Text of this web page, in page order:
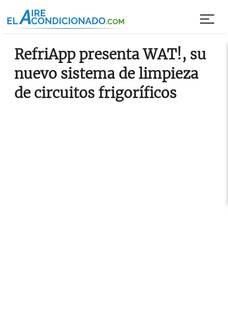
RefriApp presenta WAT!, su
nuevo sistema de limpieza
de circuitos frigoríficos